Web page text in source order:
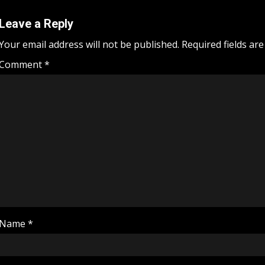
a Reply
email address will not be published. Required fields
*
*